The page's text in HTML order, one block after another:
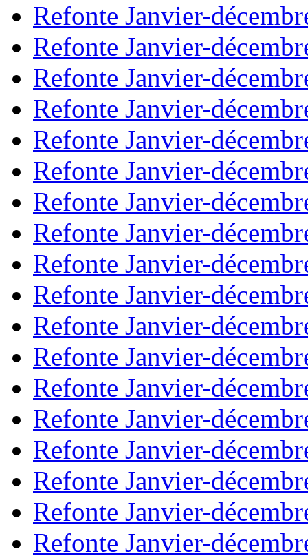
Refonte Janvier-
Refonte Janvier-
Refonte Janvier-
Refonte Janvier-
Refonte Janvier-
Refonte Janvier-
Refonte Janvier-
Refonte Janvier-
Refonte Janvier-
Refonte Janvier-
Refonte Janvier-
Refonte Janvier-
Refonte Janvier-
Refonte Janvier-
Refonte Janvier-
Refonte Janvier-
Refonte Janvier-
Refonte Janvier-